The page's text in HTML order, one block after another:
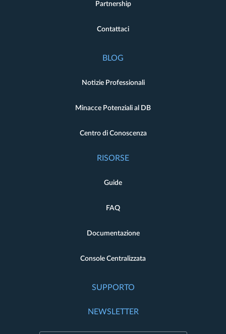
Partnership
Contattaci
BLOG
Notizie Professionali
Minacce Potenziali al DB
Centro di Conoscenza
RISORSE
Guide
FAQ
Documentazione
Console Centralizzata
SUPPORTO
NEWSLETTER